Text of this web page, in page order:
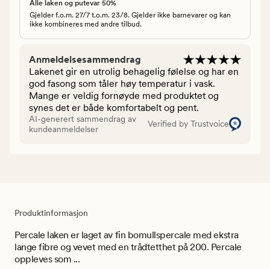
Alle laken og putevar 50%
Gjelder f.o.m. 27/7 t.o.m. 23/8. Gjelder ikke barnevarer og kan
ikke kombineres med andre tilbud.
Anmeldelsesammendrag
Lakenet gir en utrolig behagelig følelse og har en
god fasong som tåler høy temperatur i vask.
Mange er veldig fornøyde med produktet og
synes det er både komfortabelt og pent.
AI-generert sammendrag av
kundeanmeldelser
Verified by Trustvoice
Produktinformasjon
Percale laken er laget av fin bomullspercale med ekstra
lange fibre og vevet med en trådtetthet på 200. Percale
oppleves som ...